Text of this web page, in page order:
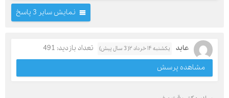
نمایش سایر 3 پاسخ
عابد یکشنبه ۱۴ خرداد ۲( 3 سال پیش)
تعداد بازدید: 491
مشاهده پرسش